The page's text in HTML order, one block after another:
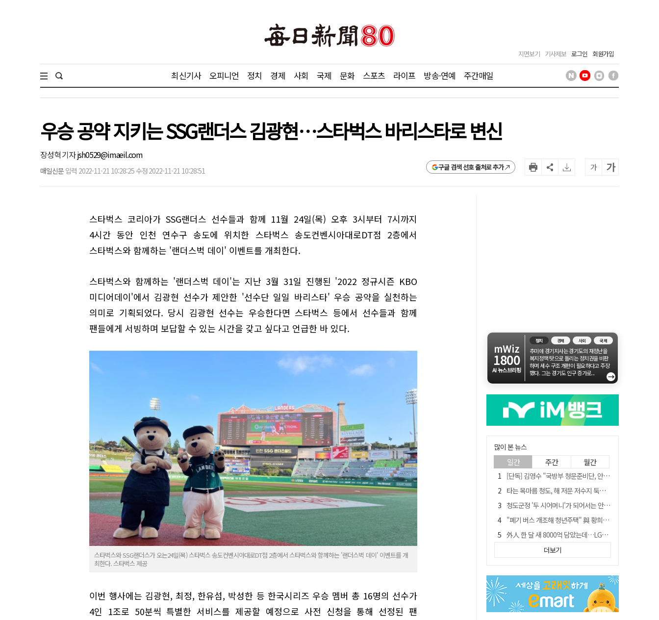
지면보기 기사제보 로그인 회원가입
최신기사 오피니언 정치 경제 사회 국제 문화 스포츠 라이프 방송·연예 주간매일
우승 공약 지키는 SSG랜더스 김광현…스타벅스 바리스타로 변신
장성혁 기자jsh0529@imaeil.com
매일신문 입력 2022-11-21 10:28:25 수정 2022-11-21 10:28:51 구글 검색 선호 출처로 추가 가 가
스타벅스 코리아가 SSG랜더스 선수들과 함께 11월 24일(목) 오후 3시부터 7시까지
4시간 동안 인천 연수구 송도에 위치한 스타벅스 송도컨벤시아대로DT점 2층에서
스타벅스와 함께하는 '랜더스벅 데이' 이벤트를 개최한다.
스타벅스와 함께하는 '랜더스벅 데이'는 지난 3월 31일 진행된 '2022 정규시즌 KBO
미디어데이'에서 김광현 선수가 제안한 '선수단 일일 바리스타' 우승 공약을 실천하는
의미로 기획되었다. 당시 김광현 선수는 우승한다면 스타벅스 등에서 선수들과 함께
팬들에게 서빙하며 보답할 수 있는 시간을 갖고 싶다고 언급한 바 있다.
스타벅스와 SSG랜더스가 오는24일(목) 스타벅스 송도컨벤시아대로DT점 2층에서 스타벅스와 함께하는 '랜더스벅 데이' 이벤트를 개
최한다. 스타벅스 제공
이번 행사에는 김광현, 최정, 한유섬, 박성한 등 한국시리즈 우승 멤버 총 16명의 선수가
4인 1조로 50분씩 특별한 서비스를 제공할 예정으로 사전 신청을 통해 선정된 팬
mWiz
1800
AI 뉴스브리핑
정치 경제 사회 국제
추미애 경기지사는 경기도의 재정난을
복지정책 탓으로 돌리는 정치권을 비판
하며 세수 구조 개편이 필요하다고 주장
했다. 그는 경기도 인구 증가로...
→
많이 본 뉴스
일간 주간 월간
[단독] 김영수 "국방부 청문준비단, 안규백 탈영 알고있었다"
타는 목마름 청도, 해 저문 저수지 둑에 군수가 서 있었다
청도군정 '두 시어머니'가 되어서는 안된다
"폐기 버스 개조해 청년주택" 與 황희…'딸 학비는 年 4200만원'
外人 한 달 새 8000억 담았는데…LG이노텍 목표주가는 왜 엇갈릴까
임시휴업 들어갔던 홈플러스 영주점, 7일 영업 재개…지하 1층만 운영
SK하이닉스, 주당 375원 분기 배당 공시…"3분기 중 주주환원 방안 확정"
이의준 전 경북도 새마을봉사과장, 제28대 울릉군 부군수 취임
"상법개정해도 주주가 '봉'"…하이닉스 솔리다임 상장설에 술렁[개미와글와글]
더보기